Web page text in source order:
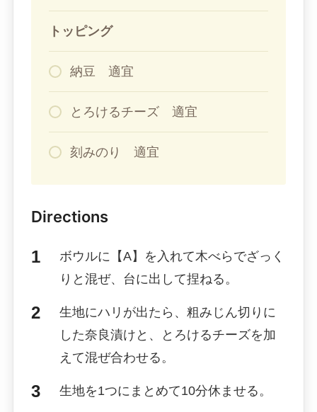
トッピング
納豆 適宜
とろけるチーズ 適宜
刻みのり 適宜
Directions
ボウルに【A】を入れて木べらでざっく
りと混ぜ、台に出して捏ねる。
生地にハリが出たら、粗みじん切りに
した奈良漬けと、とろけるチーズを加
えて混ぜ合わせる。
生地を1つにまとめて10分休ませる。